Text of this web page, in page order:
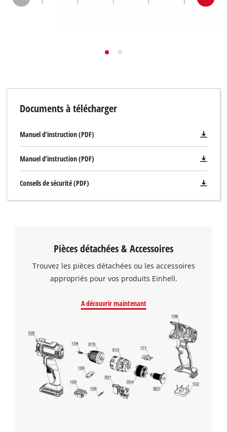
Documents à télécharger
Manuel d’instruction (PDF)
Manuel d’instruction (PDF)
Conseils de sécurité (PDF)
Pièces détachées & Accessoires
Trouvez les pièces détachées ou les accessoires
appropriés pour vos produits Einhell.
A découvrir maintenant